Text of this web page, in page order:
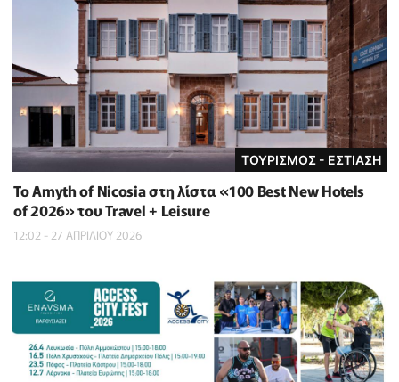
ΤΟΥΡΙΣΜΟΣ - ΕΣΤΙΑΣΗ
Το Amyth of Nicosia στη λίστα «100 Best New Hotels
of 2026» του Travel + Leisure
12:02 - 27 ΑΠΡΙΛΙΟΥ 2026